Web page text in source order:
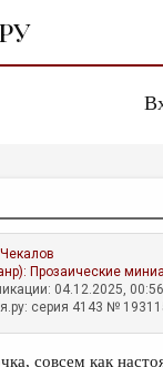
Прозаические
04.12.2025,
серия 4143 №
совсем как